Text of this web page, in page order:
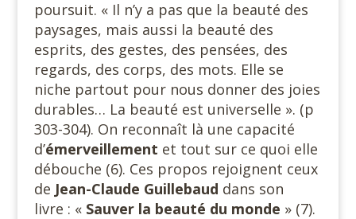
poursuit. « Il n’y a pas que la beauté des
paysages, mais aussi la beauté des
esprits, des gestes, des pensées, des
regards, des corps, des mots. Elle se
niche partout pour nous donner des joies
durables… La beauté est universelle ». (p
303-304). On reconnaît là une capacité
d’émerveillement et tout sur ce quoi elle
débouche (6). Ces propos rejoignent ceux
de Jean-Claude Guillebaud dans son
livre : « Sauver la beauté du monde » (7).